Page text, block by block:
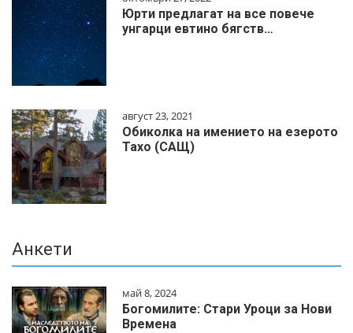
Юрти предлагат на все повече
унгарци евтино бягств…
август 23, 2021
Обиколка на имението на езерото
Тахо (САЩ)
Анкети
май 8, 2024
Богомилите: Стари Уроци за Нови
Времена